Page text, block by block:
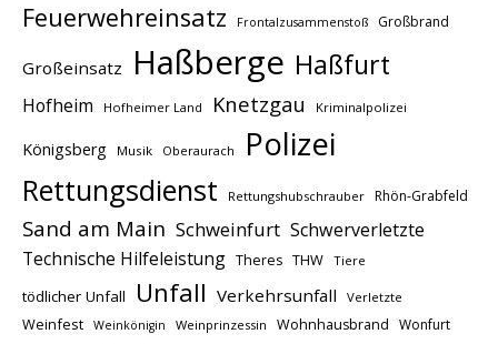
Feuerwehreinsatz Frontalzusammenstoß Großbrand
Großeinsatz Haßberge Haßfurt
Hofheim Hofheimer Land Knetzgau Kriminalpolizei
Königsberg Musik Oberaurach Polizei
Rettungsdienst Rettungshubschrauber Rhön-Grabfeld
Sand am Main Schweinfurt Schwerverletzte
Technische Hilfeleistung Theres THW Tiere
tödlicher Unfall Unfall Verkehrsunfall Verletzte
Weinfest Weinkönigin Weinprinzessin Wohnhausbrand Wonfurt